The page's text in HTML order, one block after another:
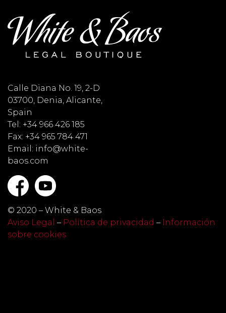
Calle Diana No. 19, 2-D
03700, Denia, Alicante,
Spain
Tel: +34 966 426 185
Fax: +34 965 784 471
Email: info@white-
baos.com
© 2020 – White & Baos
Aviso Legal – Política de privacidad – Información
sobre cookies